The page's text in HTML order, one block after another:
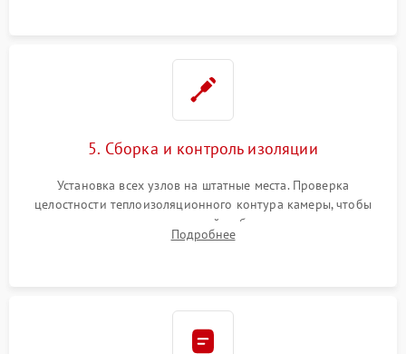
5. Сборка и контроль изоляции
Установка всех узлов на штатные места. Проверка
целостности теплоизоляционного контура камеры, чтобы
исключить перегрев кухонной мебели и потерю тепла.
Надежная фиксация клемм и сборка корпуса шкафа.
Подробнее